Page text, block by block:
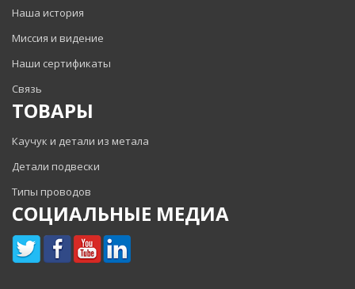
Наша история
Миссия и видение
Наши сертификаты
Связь
ТОВАРЫ
Каучук и детали из метала
Детали подвески
Типы проводов
СОЦИАЛЬНЫЕ МЕДИА